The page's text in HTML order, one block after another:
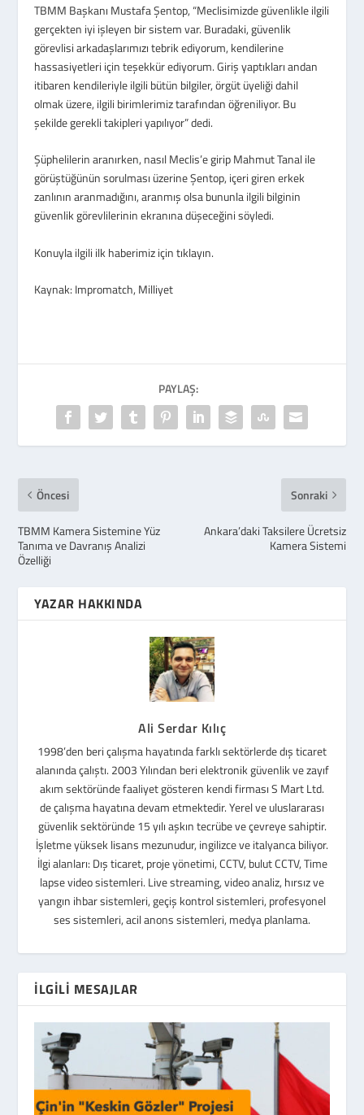
TBMM Başkanı Mustafa Şentop, “Meclisimizde güvenlikle ilgili
gerçekten iyi işleyen bir sistem var. Buradaki, güvenlik
görevlisi arkadaşlarımızı tebrik ediyorum, kendilerine
hassasiyetleri için teşekkür ediyorum. Giriş yaptıkları andan
itibaren kendileriyle ilgili bütün bilgiler, örgüt üyeliği dahil
olmak üzere, ilgili birimlerimiz tarafından öğreniliyor. Bu
şekilde gerekli takipleri yapılıyor” dedi.
Şüphelilerin aranırken, nasıl Meclis’e girip Mahmut Tanal ile
görüştüğünün sorulması üzerine Şentop, içeri giren erkek
zanlının aranmadığını, aranmış olsa bununla ilgili bilginin
güvenlik görevlilerinin ekranına düşeceğini söyledi.
Konuyla ilgili ilk haberimiz içintıklayın.
Kaynak: Impromatch, Milliyet
PAYLAŞ:
Öncesi
TBMM Kamera Sistemine Yüz
Tanıma ve Davranış Analizi
Özelliği
Sonraki
Ankara’daki Taksilere Ücretsiz
Kamera Sistemi
YAZAR HAKKINDA
Ali Serdar Kılıç
1998’den beri çalışma hayatında farklı sektörlerde dış ticaret
alanında çalıştı. 2003 Yılından beri elektronik güvenlik ve zayıf
akım sektöründe faaliyet gösteren kendi firması S Mart Ltd.
de çalışma hayatına devam etmektedir. Yerel ve uluslararası
güvenlik sektöründe 15 yılı aşkın tecrübe ve çevreye sahiptir.
İşletme yüksek lisans mezunudur, ingilizce ve italyanca biliyor.
İlgi alanları: Dış ticaret, proje yönetimi, CCTV, bulut CCTV, Time
lapse video sistemleri. Live streaming, video analiz, hırsız ve
yangın ihbar sistemleri, geçiş kontrol sistemleri, profesyonel
ses sistemleri, acil anons sistemleri, medya planlama.
İLGILI MESAJLAR